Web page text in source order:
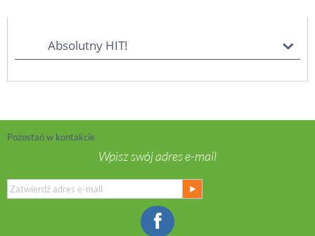
Absolutny HIT!
Pozostań w kontakcie
Wpisz swój adres e-mail